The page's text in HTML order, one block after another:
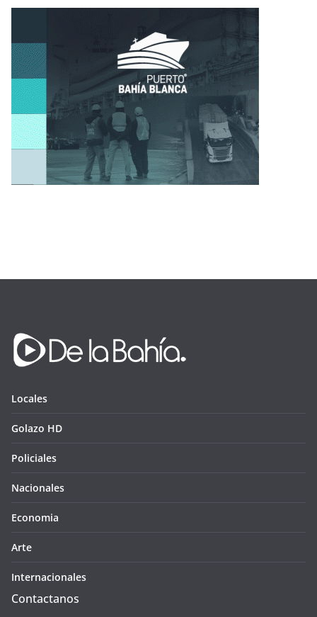
Locales
Golazo HD
Policiales
Nacionales
Economia
Arte
Internacionales
Contactanos